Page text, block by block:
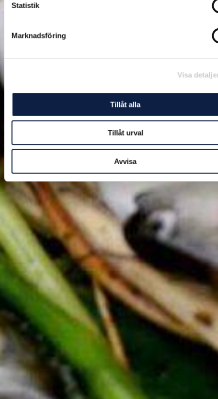
Statistik
Marknadsföring
Visa
Tillåt alla
Tillåt urval
Avvisa